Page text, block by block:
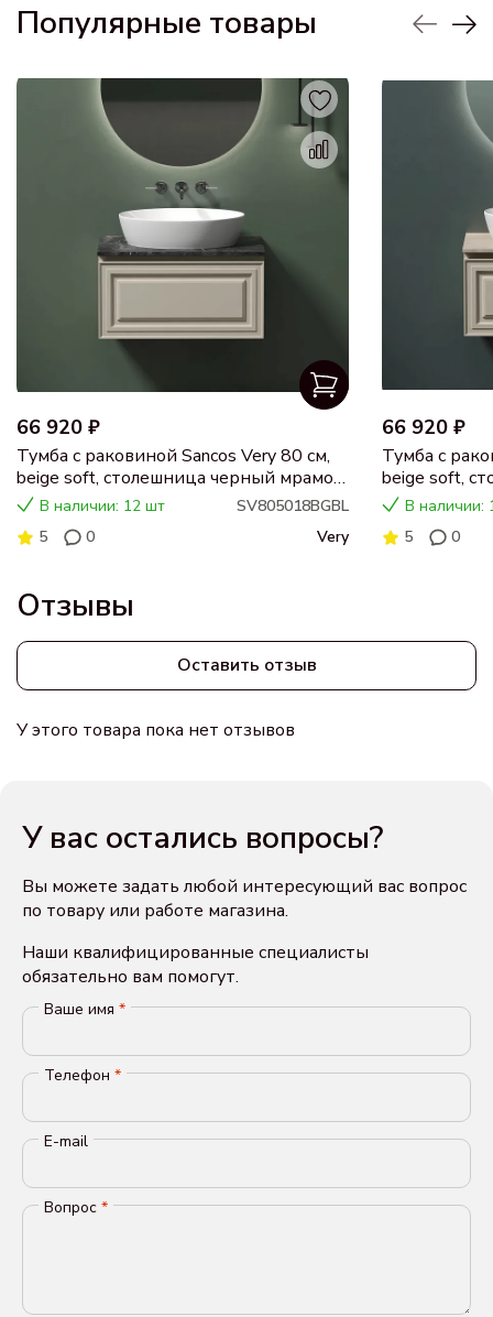
Популярные товары
66 920 ₽
Тумба с раковиной Sancos Very 80 см,
beige soft, столешница черный мрамор,
раковина CN5018
В наличии: 12 шт
SV805018BGBL
5
0 Very
66 920 ₽
Тумба с
beige soft,
раковина
В наличии:
5
0
Отзывы
Оставить отзыв
У этого товара пока нет отзывов
У вас остались вопросы?
Вы можете задать любой интересующий вас вопрос
по товару или работе магазина.
Наши квалифицированные специалисты
обязательно вам помогут.
Ваше имя *
Телефон *
E-mail
Вопрос *